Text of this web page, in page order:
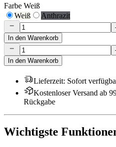
Farbe Weiß
Weiß
Anthrazit
In den Warenkorb
In den Warenkorb
Lieferzeit: Sofort
Kostenloser Versand ab
Rückgabe
Wichtigste